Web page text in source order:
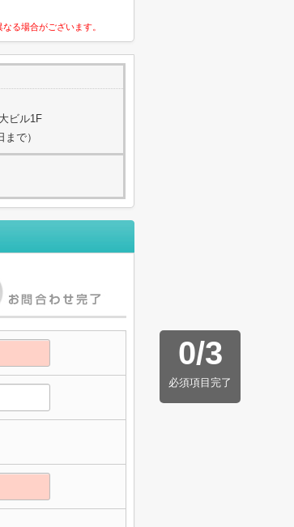
る場合がございます。
ビル1F
で）
0/3
必須項目完了